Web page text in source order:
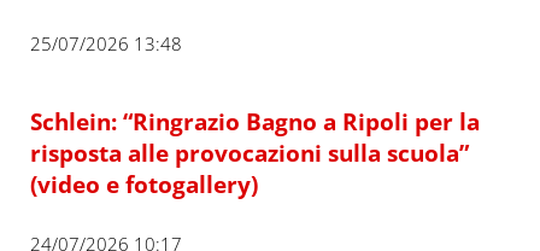
25/07/2026 13:48
Schlein: “Ringrazio Bagno a Ripoli per la
risposta alle provocazioni sulla scuola”
(video e fotogallery)
24/07/2026 10:17